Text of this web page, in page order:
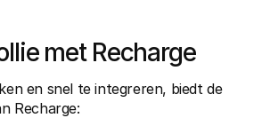
met Recharge
en snel te integreren, biedt de
Recharge:
op je bankafschrift?
bedrijf kunnen helpen